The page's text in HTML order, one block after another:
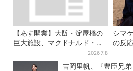
【あす開業】大阪・淀屋橋の
巨大施設、マクドナルド・鶴
丸うどん…グルメ充実！“500
円前後ランチ”も叶う
2026.7.8
シマ
の反
吉岡里帆、『豊臣兄